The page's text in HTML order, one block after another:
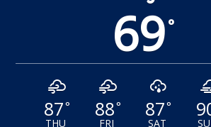
69°
87°
THU
88°
FRI
87°
SAT